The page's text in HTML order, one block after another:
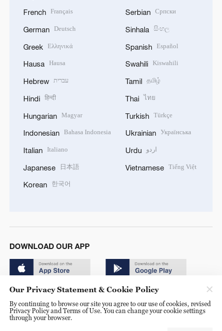
French Français
German Deutsch
Greek Ελληνικά
Hausa Hausa
Hebrew עברית
Hindi हिन्दी
Hungarian Magyar
Indonesian Bahasa Indonesia
Italian Italiano
Japanese 日本語
Korean 한국어
Serbian Српски
Sinhala සිංහල
Spanish Español
Swahili Kiswahili
Tamil தமிழ்
Thai ไทย
Turkish Türkçe
Ukrainian Українська
Urdu اردو
Vietnamese Tiếng Việt
DOWNLOAD OUR APP
© China Radio International.CRI. All Rights Reserved. 16A
Our Privacy Statement & Cookie Policy
By continuing to browse our site you agree to our use of cookies, revised
Privacy Policy and Terms of Use. You can change your cookie settings
through your browser.